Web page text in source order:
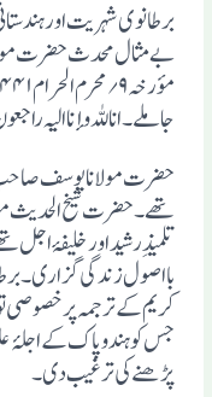
برطانوی شہریت اور
بے مثال محدث حضرت
جاملے۔ انا للہ وإنا الیہ
حضرت مولانا یوسف صاحب
تھے ۔ حضرت شیخ الحدیث
تلمیذِ رشید اور خلیفۂ
بااصول زندگی گزاری ۔
کریم کے ترجمہ پر خصوصی
جس کو ہند وپاک کے اجلۂ
پڑھنے کی ترغیب دی۔